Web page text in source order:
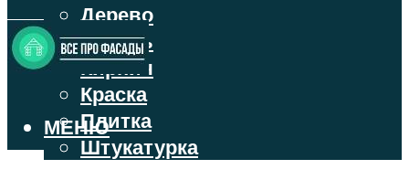
Дерево
Камень
Кирпич
Краска
Плитка
Штукатурка
МЕНЮ